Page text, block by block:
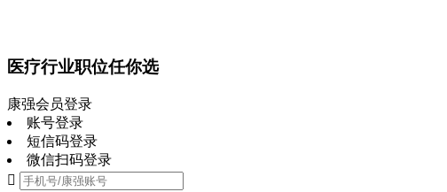
医疗行业职位任你选
康强会员登录
账号登录
短信码登录
微信扫码登录
